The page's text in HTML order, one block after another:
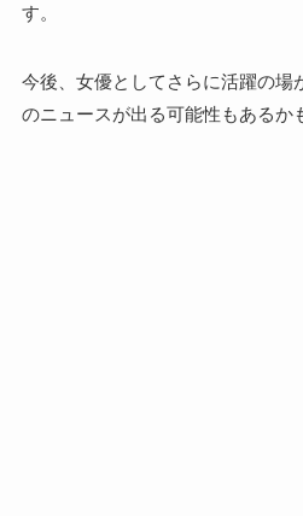
す。
今後、女優としてさらに活躍の場
のニュースが出る可能性もあるか